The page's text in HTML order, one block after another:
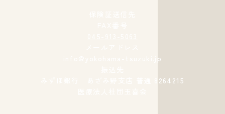
info@yokohama-tsuzuki.jp
みずほ銀行 あざみ野支店 普通 8264215